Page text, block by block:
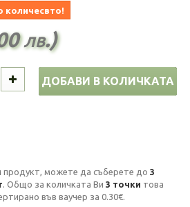
количесвто!
лв.)
ДОБАВИ В КОЛИЧКАТА
продукт, можете да съберете до 3
. Общо за количката Ви 3 точки това
във ваучер за 0.30€.